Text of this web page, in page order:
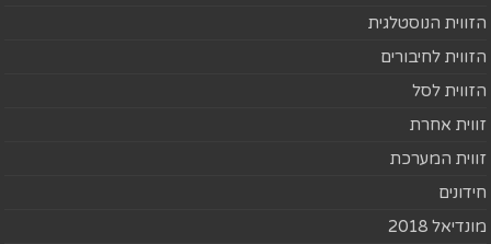
הזווית הנוסטלגית
הזווית לחיבורים
הזווית לסל
זווית אחרת
זווית המערכת
חידונים
מונדיאל 2018